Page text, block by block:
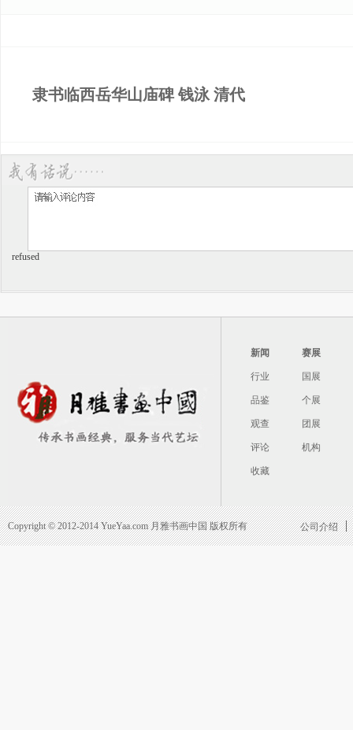
隶书临西岳华山庙碑 钱泳 清代
refused
新闻
行业
品鉴
观查
评论
收藏
赛展
国展
个展
团展
机构
Copyright © 2012-2014 YueYaa.com 月雅书画中国 版权所有 公司介绍